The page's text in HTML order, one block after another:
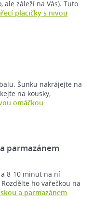
záleží na Vás). Tuto
placičky s nivou
Šunku nakrájejte na
na kousky,
omáčkou
parmazánem
8-10 minut na ní
ho vařečkou na
a parmazánem